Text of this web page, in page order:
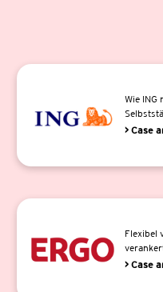
Wie ING
> Case
Flexibel
> Case